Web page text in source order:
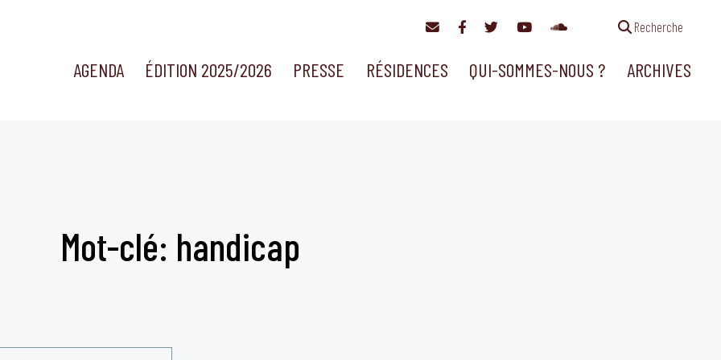
Recherche
AGENDA ÉDITION 2025/2026 PRESSE RÉSIDENCES QUI-SOMMES-NOUS ? ARCHIVES
Mot-clé: handicap